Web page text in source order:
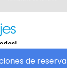
de reserva